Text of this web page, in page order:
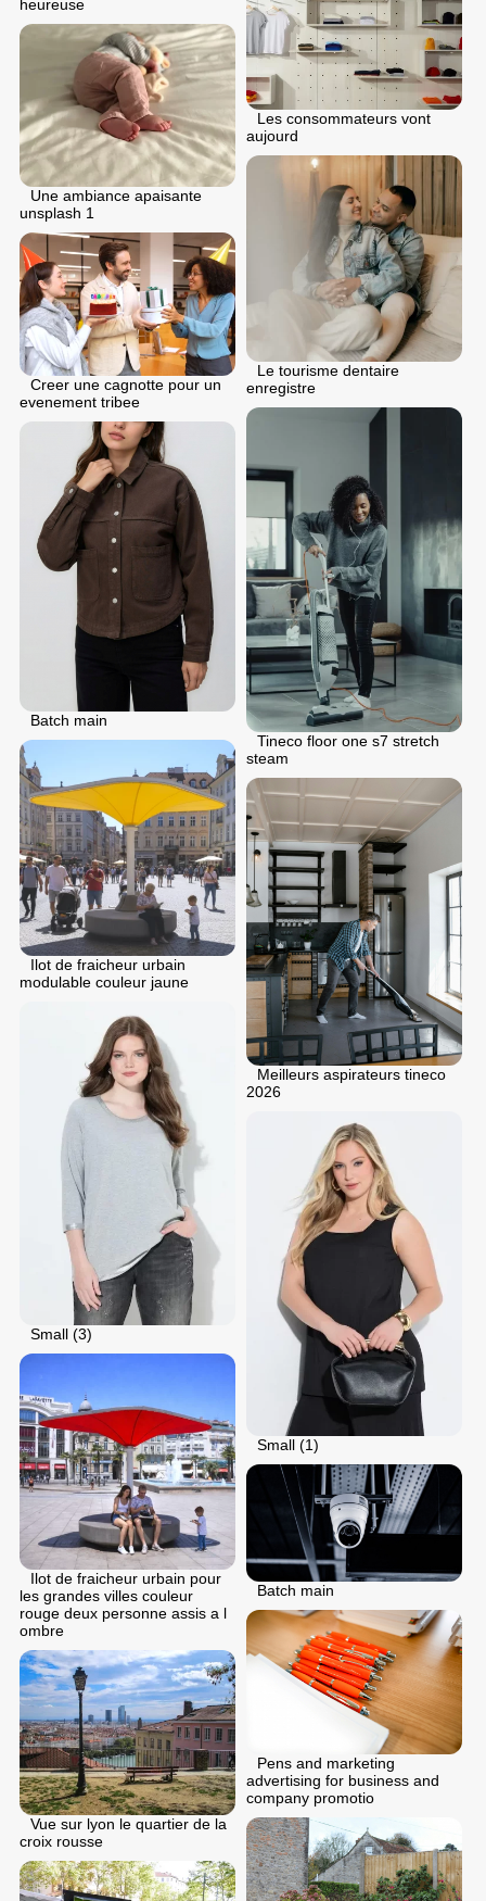
heureuse
Les consommateurs vont
aujourd
Une ambiance apaisante
unsplash 1
Le tourisme dentaire
enregistre
Creer une cagnotte pour un
evenement tribee
Tineco floor one s7 stretch
steam
Batch main
Ilot de fraicheur urbain
modulable couleur jaune
Meilleurs aspirateurs tineco
2026
Small (3)
Small (1)
Ilot de fraicheur urbain pour
les grandes villes couleur
rouge deux personne assis a l
ombre
Batch main
Pens and marketing
advertising for business and
company promotio
Vue sur lyon le quartier de la
croix rousse